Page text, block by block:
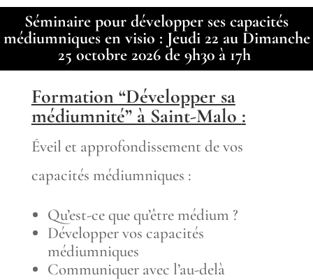
"Développer
ses
Dimanche
Octobre
Séminaire pour développer ses capacités
médiumniques en visio : Jeudi 22 au Dimanche
25 octobre 2026 de 9h30 à 17h
Formation “Développer sa
médiumnité” à Saint-Malo :
Éveil et approfondissement de vos
capacités médiumniques :
Qu’est-ce que qu’être médium ?
Développer vos capacités
médiumniques
Communiquer avec l’au-delà